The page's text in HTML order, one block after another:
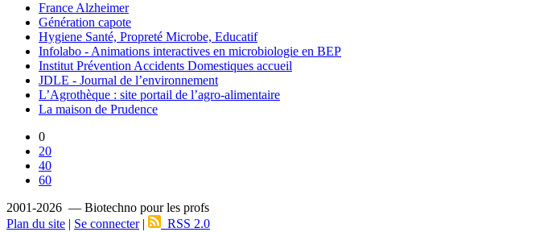
France Alzheimer
Génération capote
Hygiene Santé, Propreté Microbe, Educatif
Infolabo - Animations interactives en microbiologie en BEP
Institut Prévention Accidents Domestiques accueil
JDLE - Journal de l’environnement
L’Agrothèque : site portail de l’agro-alimentaire
La maison de Prudence
0
20
40
60
2001-2026 — Biotechno pour les profs
Plan du site | Se connecter| RSS 2.0